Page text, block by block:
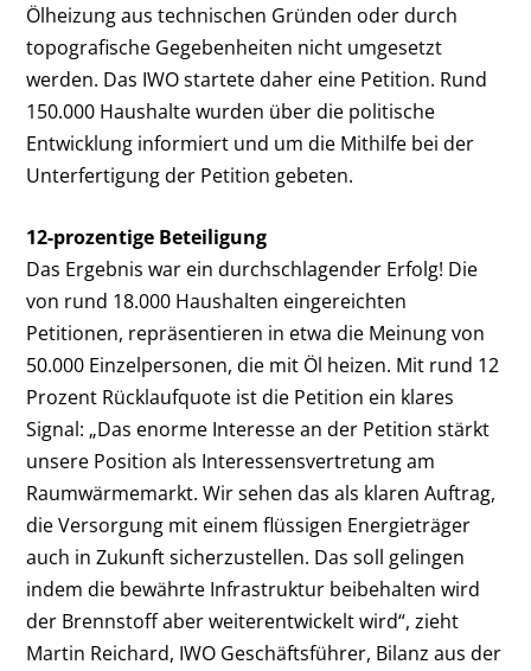
Ölheizung aus technischen Gründen oder durch
topografische Gegebenheiten nicht umgesetzt
werden. Das IWO startete daher eine Petition. Rund
150.000 Haushalte wurden über die politische
Entwicklung informiert und um die Mithilfe bei der
Unterfertigung der Petition gebeten.
12-prozentige Beteiligung
Das Ergebnis war ein durchschlagender Erfolg! Die
von rund 18.000 Haushalten eingereichten
Petitionen, repräsentieren in etwa die Meinung von
50.000 Einzelpersonen, die mit Öl heizen. Mit rund 12
Prozent Rücklaufquote ist die Petition ein klares
Signal: „Das enorme Interesse an der Petition stärkt
unsere Position als Interessensvertretung am
Raumwärmemarkt. Wir sehen das als klaren Auftrag,
die Versorgung mit einem flüssigen Energieträger
auch in Zukunft sicherzustellen. Das soll gelingen
indem die bewährte Infrastruktur beibehalten wird
der Brennstoff aber weiterentwickelt wird“, zieht
Martin Reichard, IWO Geschäftsführer, Bilanz aus der